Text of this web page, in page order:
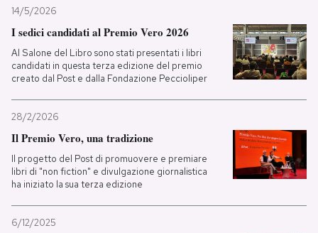
AREA PERSONALE
14/5/2026
I sedici candidati al Premio Vero 2026
Al Salone del Libro sono stati presentati i libri
candidati in questa terza edizione del premio
creato dal Post e dalla Fondazione Peccioliper
28/2/2026
Il Premio Vero, una tradizione
Il progetto del Post di promuovere e premiare
libri di "non fiction" e divulgazione giornalistica
ha iniziato la sua terza edizione
6/12/2025